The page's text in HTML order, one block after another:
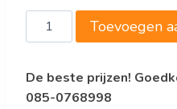
Convectie
oven
SHOP.Pro™
TOUCH
Toevoegen
De beste prijzen!
085-0768998